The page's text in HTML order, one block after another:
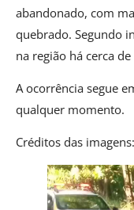
abandonado, com
quebrado. Segundo
na região há cerca
A ocorrência segue
qualquer momento.
Créditos das